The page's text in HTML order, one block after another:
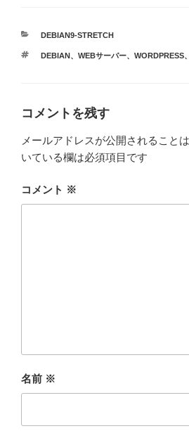
カ
ゴ
DEBIAN9-STRETCH
タ
DEBIAN 、 WEBサーバー、 WORDPRESS、
コメントを残す
メールアドレスが公開されること
いている欄は必須項目です
コメント ※
名前 ※